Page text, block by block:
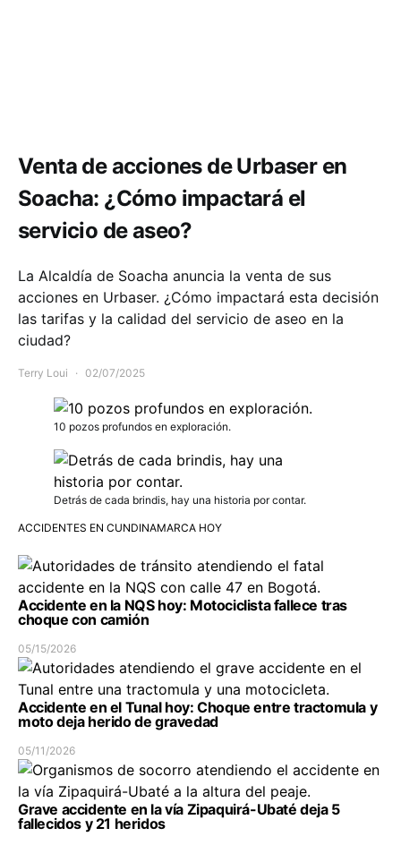
Venta de acciones de Urbaser en
Soacha: ¿Cómo impactará el
servicio de aseo?
La Alcaldía de Soacha anuncia la venta de sus
acciones en Urbaser. ¿Cómo impactará esta decisión
las tarifas y la calidad del servicio de aseo en la
ciudad?
Terry Loui 02/07/2025
10 pozos profundos en exploración.
Detrás de cada brindis, hay una historia por contar.
ACCIDENTES EN CUNDINAMARCA HOY
Accidente en la NQS hoy: Motociclista fallece tras
choque con camión
05/15/2026
Accidente en el Tunal hoy: Choque entre tractomula y
moto deja herido de gravedad
05/11/2026
Grave accidente en la vía Zipaquirá-Ubaté deja 5
fallecidos y 21 heridos